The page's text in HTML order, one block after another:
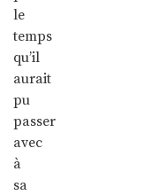
le
temps
qu’il
aurait
pu
passer
avec
à
sa